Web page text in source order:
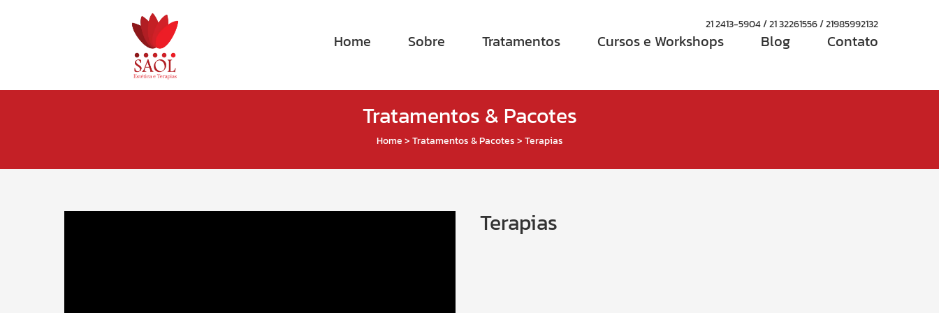
21 2413-5904 / 21 32261556 / 21985992132
Home Sobre Tratamentos Cursos e Workshops Blog Contato
Tratamentos & Pacotes
Home>Tratamentos & Pacotes>Terapias
Terapias